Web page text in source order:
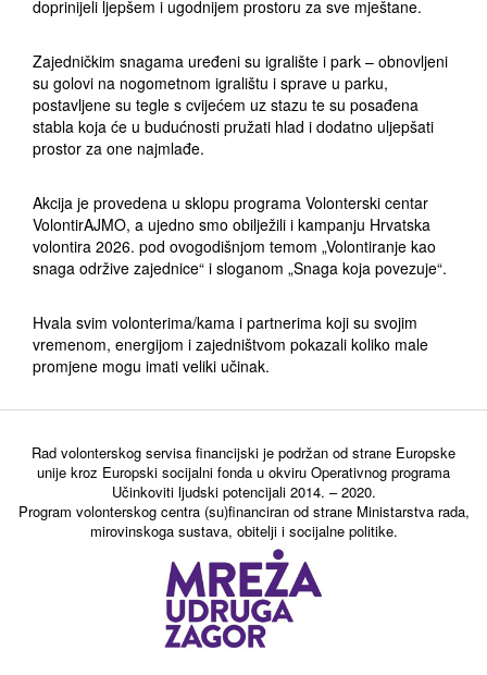
doprinijeli ljepšem i ugodnijem prostoru za sve mještane.
Zajedničkim snagama uređeni su igralište i park – obnovljeni
su golovi na nogometnom igralištu i sprave u parku,
postavljene su tegle s cvijećem uz stazu te su posađena
stabla koja će u budućnosti pružati hlad i dodatno uljepšati
prostor za one najmlađe.
Akcija je provedena u sklopu programa Volonterski centar
VolontirAJMO, a ujedno smo obilježili i kampanju Hrvatska
volontira 2026. pod ovogodišnjom temom „Volontiranje kao
snaga održive zajednice“ i sloganom „Snaga koja povezuje“.
Hvala svim volonterima/kama i partnerima koji su svojim
vremenom, energijom i zajedništvom pokazali koliko male
promjene mogu imati veliki učinak.
Rad volonterskog servisa financijski je podržan od strane Europske
unije kroz Europski socijalni fonda u okviru Operativnog programa
Učinkoviti ljudski potencijali 2014. – 2020.
Program volonterskog centra (su)financiran od strane Ministarstva rada,
mirovinskoga sustava, obitelji i socijalne politike.